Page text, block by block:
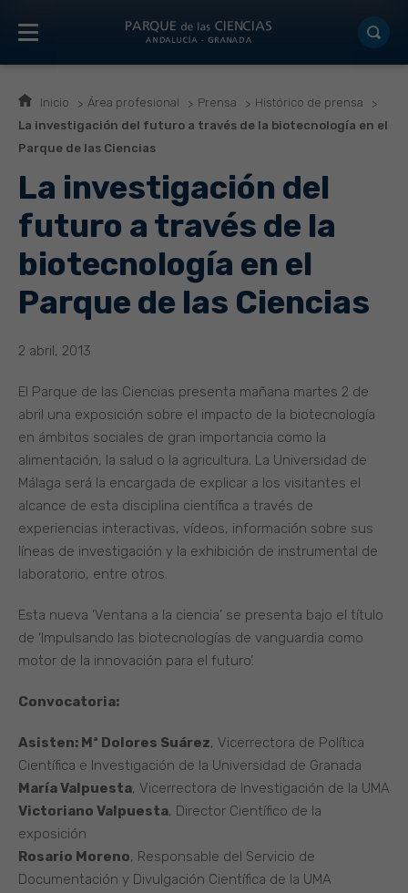
Inicio Área profesional Prensa
Histórico de prensa
La investigación del futuro a través de la biotecnología en el
Parque de las Ciencias
La investigación del
futuro a través de la
biotecnología en el
Parque de las Ciencias
2 abril, 2013
El Parque de las Ciencias presenta mañana martes 2 de
abril una exposición sobre el impacto de la biotecnología
en ámbitos sociales de gran importancia como la
alimentación, la salud o la agricultura. La Universidad de
Málaga será la encargada de explicar a los visitantes el
alcance de esta disciplina científica a través de
experiencias interactivas, vídeos, información sobre sus
líneas de investigación y la exhibición de instrumental de
laboratorio, entre otros.
Esta nueva ‘Ventana a la ciencia’ se presenta bajo el título
de ‘Impulsando las biotecnologías de vanguardia como
motor de la innovación para el futuro’.
Convocatoria:
Asisten: Mª Dolores Suárez, Vicerrectora de Política
Científica e Investigación de la Universidad de Granada
María Valpuesta, Vicerrectora de Investigación de la UMA
Victoriano Valpuesta, Director Científico de la
exposición
Rosario Moreno, Responsable del Servicio de
Documentación y Divulgación Científica de la UMA